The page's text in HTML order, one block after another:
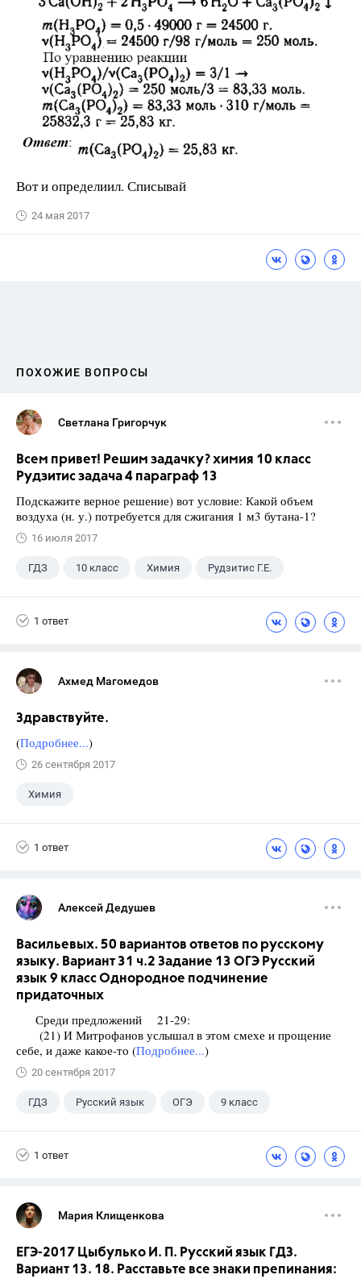
Вот и определиил. Списывай
24 мая 2017
ПОХОЖИЕ ВОПРОСЫ
Светлана Григорчук
Всем привет! Решим задачку? химия 10 класс
Рудзитис задача 4 параграф 13
Подскажите верное решение) вот условие: Какой объем
воздуха (н. у.) потребуется для сжигания 1 м3 бутана-1?
16 июля 2017
ГДЗ 10 класс Химия Рудзитис Г.Е.
1 ответ
Ахмед Магомедов
Здравствуйте.
(Подробнее...)
26 сентября 2017
Химия
1 ответ
Алексей Дедушев
Васильевых. 50 вариантов ответов по русскому
языку. Вариант 31 ч.2 Задание 13 ОГЭ Русский
язык 9 класс Однородное подчинение
придаточных
Среди предложений 21-29:
(21) И Митрофанов услышал в этом смехе и прощение
себе, и даже какое-то (Подробнее...)
20 сентября 2017
ГДЗ Русский язык ОГЭ 9 класс
1 ответ
Мария Клищенкова
ЕГЭ-2017 Цыбулько И. П. Русский язык ГДЗ.
Вариант 13. 18. Расставьте все знаки препинания: